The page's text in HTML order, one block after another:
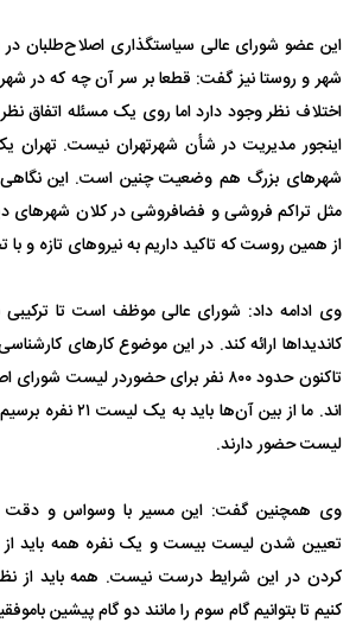
این عضو شورای عالی سیاستگذاری اصلاح‌طلبان در
شهر و روستا نیز گفت:‌ قطعا بر سر آن چه که در شهر
اختلاف نظر وجود دارد اما روی یک مسئله اتفاق
اینجور مدیریت در شأن شهرتهران نیست. تهران
شهرهای بزرگ هم وضعیت چنین است. این نگاهی
مثل تراکم فروشی و فضافروشی در کلان شهرهای
از همین روست که تاکید داریم به نیروهای تازه و
وی ادامه داد: شورای عالی موظف است تا ترکیبی
کاندیداها ارائه کند. در این موضوع کارهای
تاکنون حدود ۸۰۰ نفر برای حضوردر
اند. ما از بین آن‌ها
لیست حضور دارند.
وی همچنین گفت‌: این مسیر با وسواس و دقت
تعیین شدن لیست بیست و یک نفره همه باید از
کردن در این شرایط درست نیست. همه باید از
کنیم تا بتوانیم گام سوم را مانند دو گام پیشین